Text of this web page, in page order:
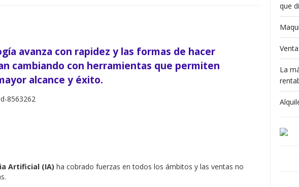
avanza con rapidez y las formas de hacer
cambiando con herramientas que permiten
alcance y éxito.
Artificial (IA) ha cobrado fuerzas en todos los ámbitos y las ventas no
que
La